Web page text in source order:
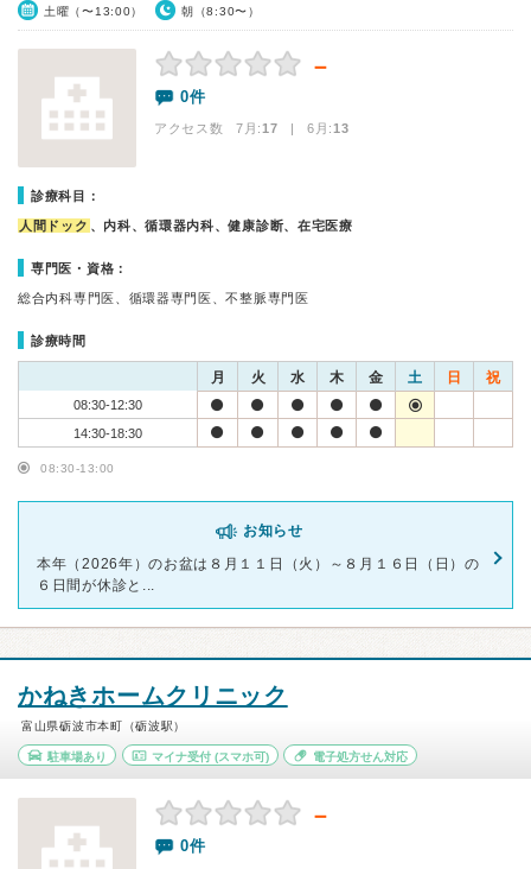
土曜（〜13:00） 朝（8:30〜）
－
0件
アクセス数 7月:17 | 6月:13
診療科目：
人間ドック 、内科、循環器内科、健康診断、在宅医療
専門医・資格：
総合内科専門医、循環器専門医、不整脈専門医
診療時間
月 火 水 木 金 土 日 祝
08:30-12:30
14:30-18:30
08:30-13:00
お知らせ
本年（2026年）のお盆は８月１１日（火）～８月１６日（日）の
６日間が休診と...
かねきホームクリニック
富山県砺波市本町（砺波駅）
駐車場あり マイナ受付(スマホ可) 電子処方せん対応
－
0件